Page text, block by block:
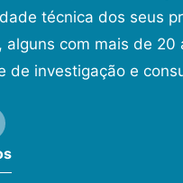
técnica dos seus
alguns com mais de 20
de investigação e